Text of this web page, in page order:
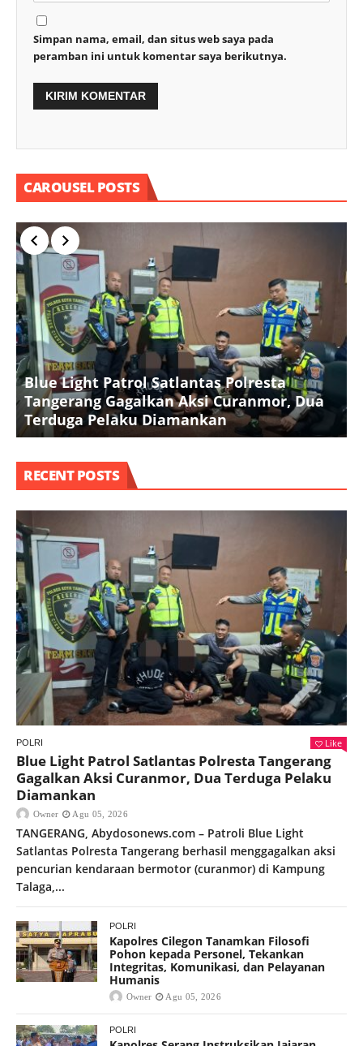
Simpan nama, email, dan situs web saya pada
peramban ini untuk komentar saya berikutnya.
CAROUSEL POSTS
Blue Light Patrol Satlantas Polresta
Tangerang Gagalkan Aksi Curanmor, Dua
Terduga Pelaku Diamankan
RECENT POSTS
POLRI Like
Blue Light Patrol Satlantas Polresta Tangerang
Gagalkan Aksi Curanmor, Dua Terduga Pelaku
Diamankan
Owner Agu 05, 2026
TANGERANG, Abydosonews.com – Patroli Blue Light
Satlantas Polresta Tangerang berhasil menggagalkan aksi
pencurian kendaraan bermotor (curanmor) di Kampung
Talaga,...
POLRI
Kapolres Cilegon Tanamkan Filosofi
Pohon kepada Personel, Tekankan
Integritas, Komunikasi, dan Pelayanan
Humanis
Owner Agu 05, 2026
POLRI